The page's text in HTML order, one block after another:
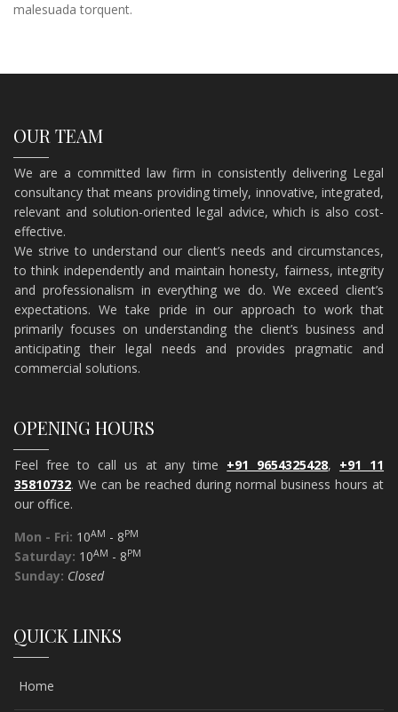
malesuada torquent.
OUR TEAM
We are a committed law firm in consistently delivering Legal
consultancy that means providing timely, innovative, integrated,
relevant and solution-oriented legal advice, which is also cost-
effective.
​We strive to understand our client’s needs and circumstances,
to think independently and maintain honesty, fairness, integrity
and professionalism in everything we do. We exceed client’s
expectations. We take pride in our approach to work that
primarily focuses on understanding the client’s business and
anticipating their legal needs and provides pragmatic and
commercial solutions.
OPENING HOURS
Feel free to call us at any time +91 9654325428, +91 11
35810732. We can be reached during normal business hours at
our office.
Mon - Fri: 10AM - 8PM
Saturday: 10AM - 8PM
Sunday: Closed
QUICK LINKS
Home